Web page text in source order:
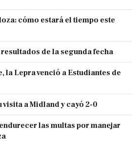
cómo estará el tiempo este
de la segunda fecha
la Lepra venció a Estudiantes de
visita a Midland y cayó 2-0
las multas por manejar